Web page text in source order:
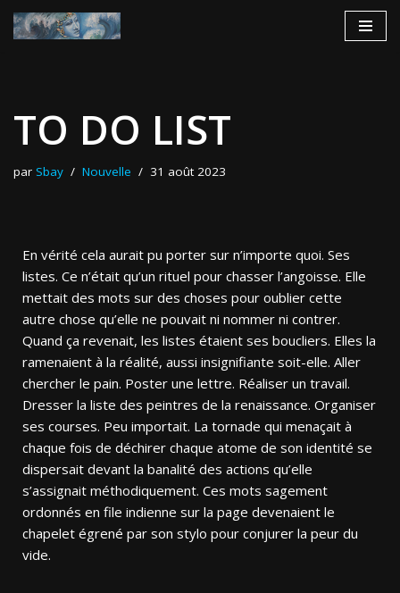
TO DO LIST
par Sbay Nouvelle 31 août 2023
En vérité cela aurait pu porter sur n’importe quoi. Ses
listes. Ce n’était qu’un rituel pour chasser l’angoisse. Elle
mettait des mots sur des choses pour oublier cette
autre chose qu’elle ne pouvait ni nommer ni contrer.
Quand ça revenait, les listes étaient ses boucliers. Elles la
ramenaient à la réalité, aussi insignifiante soit-elle. Aller
chercher le pain. Poster une lettre. Réaliser un travail.
Dresser la liste des peintres de la renaissance. Organiser
ses courses. Peu importait. La tornade qui menaçait à
chaque fois de déchirer chaque atome de son identité se
dispersait devant la banalité des actions qu’elle
s’assignait méthodiquement. Ces mots sagement
ordonnés en file indienne sur la page devenaient le
chapelet égrené par son stylo pour conjurer la peur du
vide.